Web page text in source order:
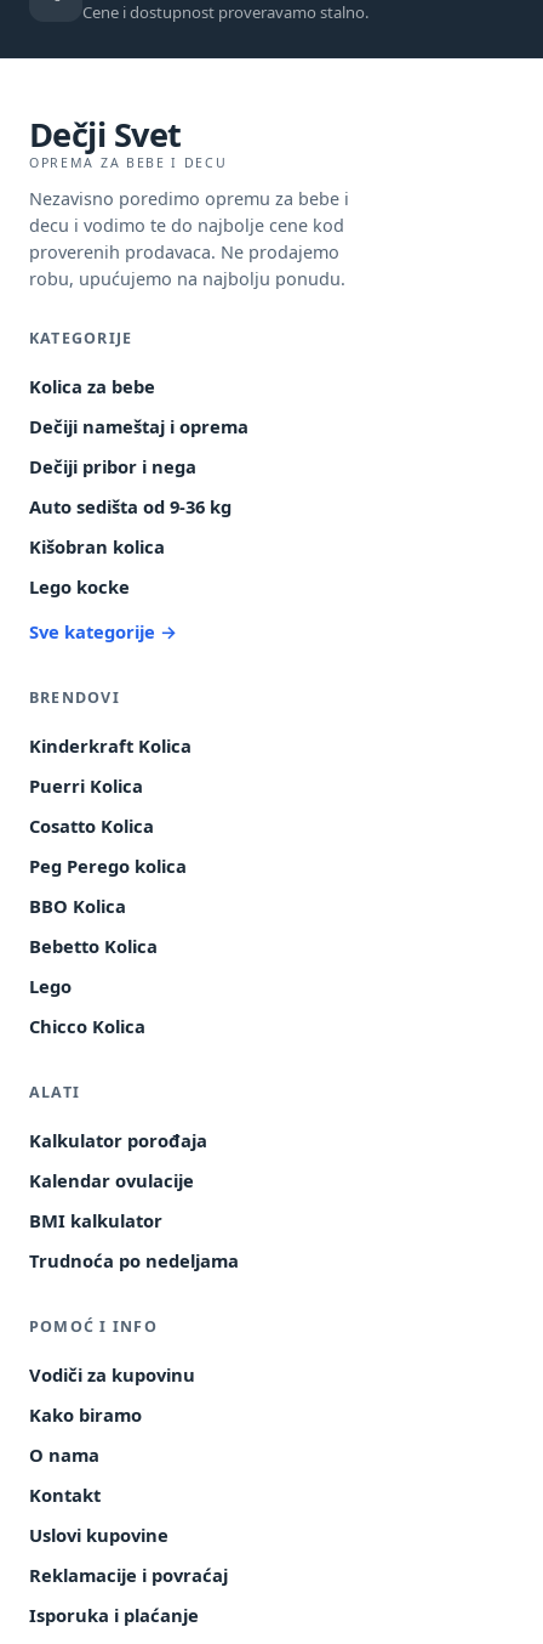
Cene i dostupnost proveravamo stalno.
Dečji Svet
OPREMA ZA BEBE I DECU
Nezavisno poredimo opremu za bebe i
decu i vodimo te do najbolje cene kod
proverenih prodavaca. Ne prodajemo
robu, upućujemo na najbolju ponudu.
KATEGORIJE
Kolica za bebe
Dečiji nameštaj i oprema
Dečiji pribor i nega
Auto sedišta od 9-36 kg
Kišobran kolica
Lego kocke
Sve kategorije →
BRENDOVI
Kinderkraft Kolica
Puerri Kolica
Cosatto Kolica
Peg Perego kolica
BBO Kolica
Bebetto Kolica
Lego
Chicco Kolica
ALATI
Kalkulator porođaja
Kalendar ovulacije
BMI kalkulator
Trudnoća po nedeljama
POMOĆ I INFO
Vodiči za kupovinu
Kako biramo
O nama
Kontakt
Uslovi kupovine
Reklamacije i povraćaj
Isporuka i plaćanje